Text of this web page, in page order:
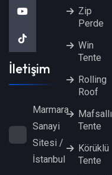
İletişim
Marmara
Sanayi
Sitesi /
İstanbul
Zip
Perde
Win
Tente
Rolling
Roof
Mafsallı
Tente
Körüklü
Tente